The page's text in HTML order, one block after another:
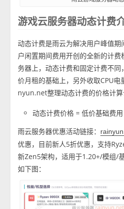
游戏云服务器动态计费
动态计费是雨云为解决用户峰值
户闲置期间费用开创的全新的计
务器上，动态计费和固定计费不
价月租的基础上，另外收取CPU
nyun.net整理动态计费的价格计算
动态计费价格 = 低价基础费
雨云服务器优惠活动链接：
优惠，目前新人5折优惠，支持
新Zen5架构，适用于1.20+/模组/
如下图：